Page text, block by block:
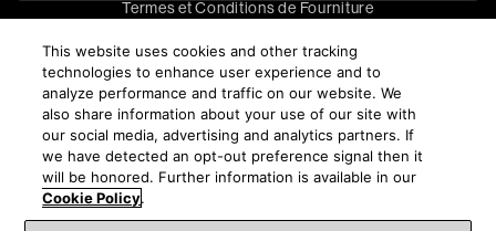
Termes et Conditions de Fourniture
© 2026 Harman International Industries, Incorporated. All
rights reserved.
This website uses cookies and other tracking
technologies to enhance user experience and to
analyze performance and traffic on our website. We
also share information about your use of our site with
our social media, advertising and analytics partners. If
we have detected an opt-out preference signal then it
will be honored. Further information is available in our
Cookie Policy.